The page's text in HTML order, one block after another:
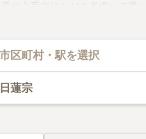
の入手方法などを考慮して選
市区町村・駅を選択
日蓮宗